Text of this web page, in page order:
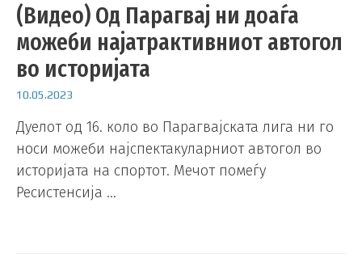
(Видео) Од Парагвај ни доаѓа
можеби најатрактивниот автогол
во историјата
10.05.2023
Дуелот од 16. коло во Парагвајската лига ни го
носи можеби најспектакуларниот автогол во
историјата на спортот. Мечот помеѓу
Ресистенсија …